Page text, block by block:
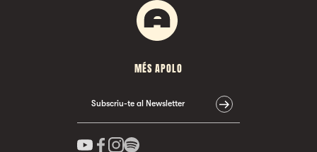
MÉS APOLO
Subscriu-te al Newsletter